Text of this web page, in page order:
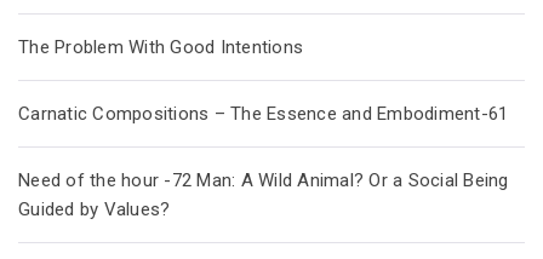
The Problem With Good Intentions
Carnatic Compositions – The Essence and Embodiment-61
Need of the hour -72 Man: A Wild Animal? Or a Social Being
Guided by Values?